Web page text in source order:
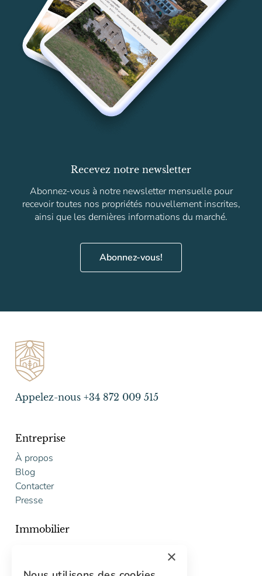
Recevez notre newsletter
Abonnez-vous à notre newsletter mensuelle pour
recevoir toutes nos propriétés nouvellement inscrites,
ainsi que les dernières informations du marché.
Abonnez-vous!
Appelez-nous +34 872 009 515
Entreprise
À propos
Blog
Contacter
Presse
Immobilier
×